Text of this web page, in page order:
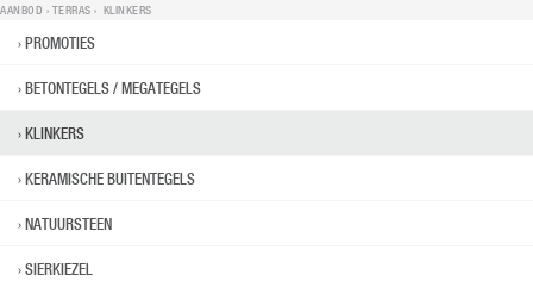
AANBOD › TERRAS › KLINKERS
PROMOTIES
BETONTEGELS / MEGATEGELS
KLINKERS
KERAMISCHE BUITENTEGELS
NATUURSTEEN
SIERKIEZEL